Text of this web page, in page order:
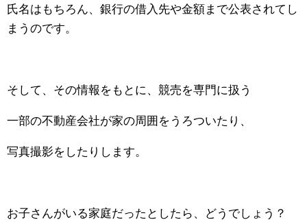
氏名はもちろん、銀行の借入先や金額まで公表されてし
まうのです。
そして、その情報をもとに、競売を専門に扱う
一部の不動産会社が家の周囲をうろついたり、
写真撮影をしたりします。
お子さんがいる家庭だったとしたら、どうでしょう？